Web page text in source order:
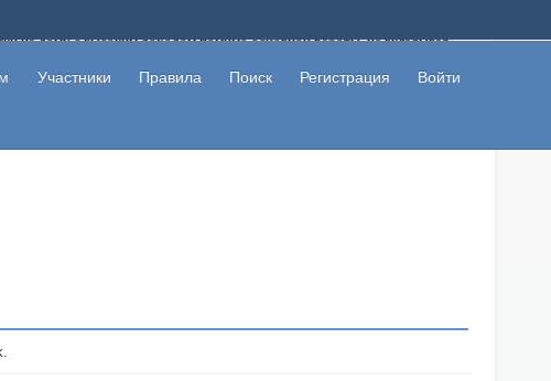
на дому с высоким доходом помимо основной работы, не вкладывая
пользователи не попались на развод. Вы сможете начать зарабатывать
и первая прибыль не заставит себя долго ждать.
Участники Правила Поиск Регистрация Войти